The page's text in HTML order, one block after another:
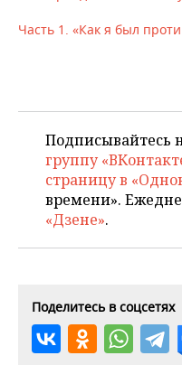
Часть 1. «Как я был
Подписывайтесь
группу
страницу в
времени».
«Дзене».
Поделитесь в соцсетях